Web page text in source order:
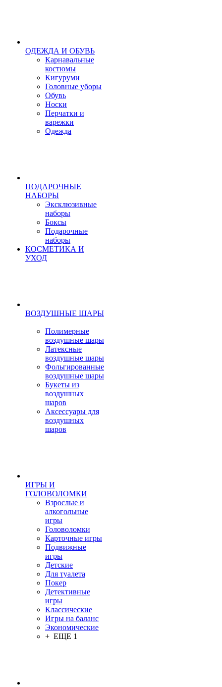
ОДЕЖДА И ОБУВЬ
Карнавальные
костюмы
Кигуруми
Головные уборы
Обувь
Носки
Перчатки и
варежки
Одежда
ПОДАРОЧНЫЕ
НАБОРЫ
Эксклюзивные
наборы
Боксы
Подарочные
наборы
КОСМЕТИКА И
УХОД
ВОЗДУШНЫЕ ШАРЫ
Полимерные
воздушные шары
Латексные
воздушные шары
Фольгированные
воздушные шары
Букеты из
воздушных
шаров
Аксессуары для
воздушных
шаров
ИГРЫ И
ГОЛОВОЛОМКИ
Взрослые и
алкогольные
игры
Головоломки
Карточные игры
Подвижные
игры
Детские
Для туалета
Покер
Детективные
игры
Классические
Игры на баланс
Экономические
+ ЕЩЕ 1